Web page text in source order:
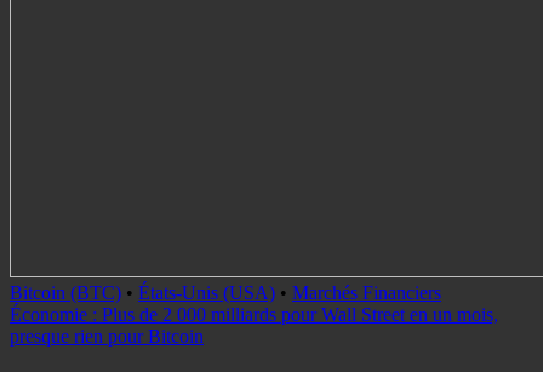
Bitcoin (BTC) • États-Unis (USA) • Marchés Financiers
Économie : Plus de 2 000 milliards pour Wall Street en un mois,
presque rien pour Bitcoin